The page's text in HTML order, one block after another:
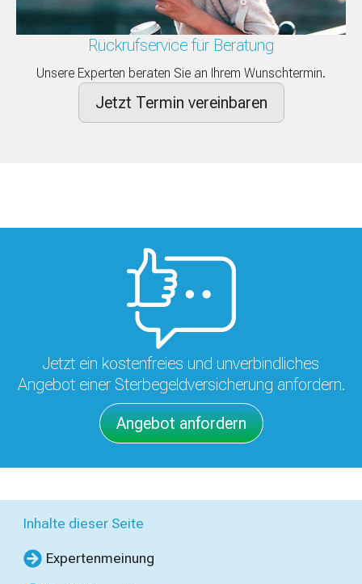
Rückrufservice für Beratung
Unsere Experten beraten Sie an Ihrem Wunschtermin.
Jetzt Termin vereinbaren
Jetzt ein kostenfreies und unverbindliches
Angebot einer Sterbegeldversicherung anfordern.
Angebot anfordern
Inhalte dieser Seite
Expertenmeinung